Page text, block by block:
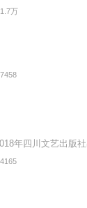
1.7万
7458
4165